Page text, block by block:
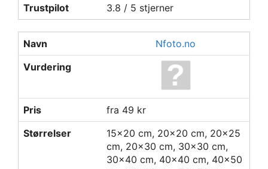
Trustpilot 3.8 / 5 stjerner
Navn
Nfoto.no
Vurdering
Pris
fra 49 kr
Størrelser
15x20 cm, 20x20 cm, 20x25
cm, 20x30 cm, 30x30 cm,
30x40 cm, 40x40 cm, 40x50